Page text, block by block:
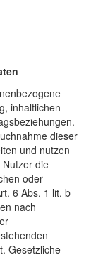
inhaltlichen
dieser
und nutzen
die
oder
6 Abs. 1 lit. b
nach
Gesetzliche